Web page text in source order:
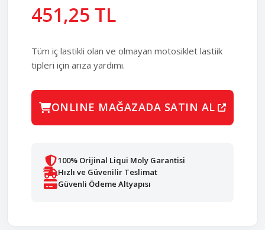
451,25 TL
Tüm iç lastikli olan ve olmayan motosiklet lastiik
tipleri için arıza yardımı.
ONLINE MAĞAZADA SATIN AL
100% Orijinal Liqui Moly Garantisi
Hızlı ve Güvenilir Teslimat
Güvenli Ödeme Altyapısı